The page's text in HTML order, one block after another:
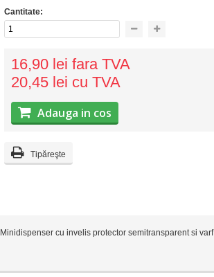
Cantitate:
16,90 lei fara TVA
20,45 lei cu TVA
Adauga in cos
Tipăreşte
cu invelis protector semitransparent si varf